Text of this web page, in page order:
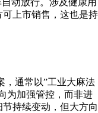
动放行。涉及健康用
上市销售，这也是持
，通常以”工业大麻法
为加强管控，而非进
持续变动，但大方向